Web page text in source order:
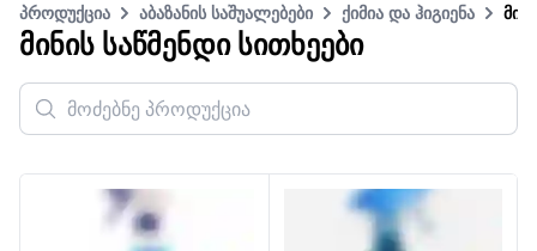
პროდუქცია აბაზანის საშუალებები ქიმია და ჰიგიენა
ᲛᲘᲜᲘᲡ ᲡᲐᲬᲛᲔᲜᲓᲘ ᲡᲘᲗᲮᲔᲔᲑᲘ